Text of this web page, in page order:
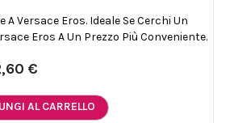
Versace Eros. Ideale Se Cerchi Un
Eros A Un Prezzo Più Conveniente.
€
AL CARRELLO